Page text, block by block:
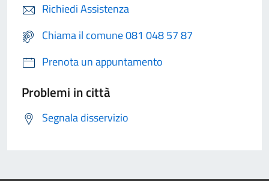
Richiedi Assistenza
Chiama il comune 081 048 57 87
Prenota un appuntamento
Problemi in città
Segnala disservizio